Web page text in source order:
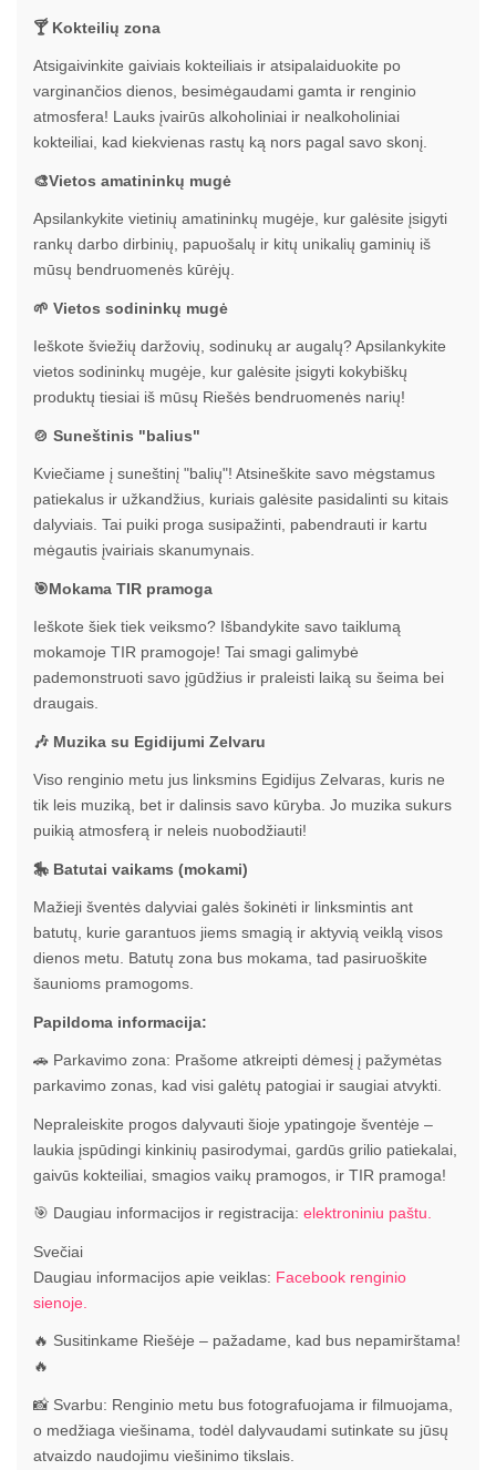
🍸 Kokteilių zona
Atsigaivinkite gaiviais kokteiliais ir atsipalaiduokite po
varginančios dienos, besimėgaudami gamta ir renginio
atmosfera! Lauks įvairūs alkoholiniai ir nealkoholiniai
kokteiliai, kad kiekvienas rastų ką nors pagal savo skonį.
🎨Vietos amatininkų mugė
Apsilankykite vietinių amatininkų mugėje, kur galėsite įsigyti
rankų darbo dirbinių, papuošalų ir kitų unikalių gaminių iš
mūsų bendruomenės kūrėjų.
🌱 Vietos sodininkų mugė
Ieškote šviežių daržovių, sodinukų ar augalų? Apsilankykite
vietos sodininkų mugėje, kur galėsite įsigyti kokybiškų
produktų tiesiai iš mūsų Riešės bendruomenės narių!
🍲 Suneštinis "balius"
Kviečiame į suneštinį "balių"! Atsineškite savo mėgstamus
patiekalus ir užkandžius, kuriais galėsite pasidalinti su kitais
dalyviais. Tai puiki proga susipažinti, pabendrauti ir kartu
mėgautis įvairiais skanumynais.
🎯Mokama TIR pramoga
Ieškote šiek tiek veiksmo? Išbandykite savo taiklumą
mokamoje TIR pramogoje! Tai smagi galimybė
pademonstruoti savo įgūdžius ir praleisti laiką su šeima bei
draugais.
🎶 Muzika su Egidijumi Zelvaru
Viso renginio metu jus linksmins Egidijus Zelvaras, kuris ne
tik leis muziką, bet ir dalinsis savo kūryba. Jo muzika sukurs
puikią atmosferą ir neleis nuobodžiauti!
🎠 Batutai vaikams (mokami)
Mažieji šventės dalyviai galės šokinėti ir linksmintis ant
batutų, kurie garantuos jiems smagią ir aktyvią veiklą visos
dienos metu. Batutų zona bus mokama, tad pasiruoškite
šaunioms pramogoms.
Papildoma informacija:
🚗 Parkavimo zona: Prašome atkreipti dėmesį į pažymėtas
parkavimo zonas, kad visi galėtų patogiai ir saugiai atvykti.
Nepraleiskite progos dalyvauti šioje ypatingoje šventėje –
laukia įspūdingi kinkinių pasirodymai, gardūs grilio patiekalai,
gaivūs kokteiliai, smagios vaikų pramogos, ir TIR pramoga!
🎯 Daugiau informacijos ir registracija: elektroniniu paštu.
Svečiai
Daugiau informacijos apie veiklas: Facebook renginio
sienoje.
🔥 Susitinkame Riešėje – pažadame, kad bus nepamirštama!
🔥
📸 Svarbu: Renginio metu bus fotografuojama ir filmuojama,
o medžiaga viešinama, todėl dalyvaudami sutinkate su jūsų
atvaizdo naudojimu viešinimo tikslais.